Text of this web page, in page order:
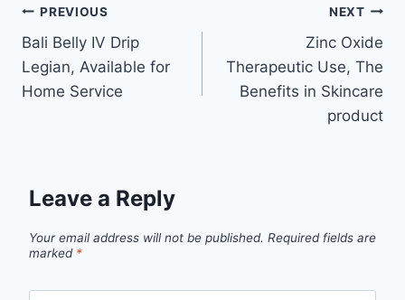
Post
navigation
PREVIOUS
Bali Belly IV Drip
Legian, Available for
Home Service
NEXT
Zinc Oxide
Therapeutic Use, The
Benefits in Skincare
product
Leave a Reply
Your email address will not be published. Required fields are
marked *